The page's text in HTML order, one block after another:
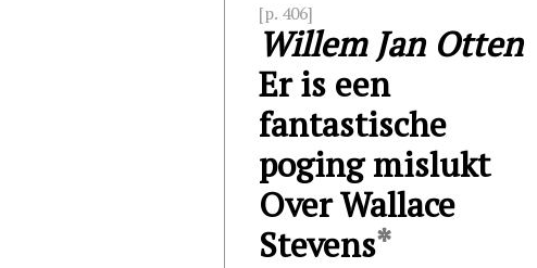
[p. 406]
Willem Jan Otten
Er is een
fantastische
poging mislukt
Over Wallace
Stevens*